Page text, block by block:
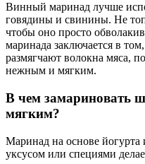
Винный маринад лучше
говядины и свинины. Не
чтобы оно просто
маринада заключается в
размягчают волокна мяса,
нежным и мягким.
В чем замариновать
мягким?
Маринад на основе
уксусом или специями